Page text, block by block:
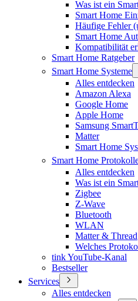
Was ist ein
Smart Home
Häufige Fehler
Smart Home
Kompatibilität
Smart Home Ratgeber
Smart Home Systeme
Alles entdecken
Amazon Alexa
Google Home
Apple Home
Samsung
Matter
Smart Home
Smart Home
Alles entdecken
Was ist ein
Zigbee
Z-Wave
Bluetooth
WLAN
Matter & Thread
Welches
tink YouTube-Kanal
Bestseller
Services
Alles entdecken